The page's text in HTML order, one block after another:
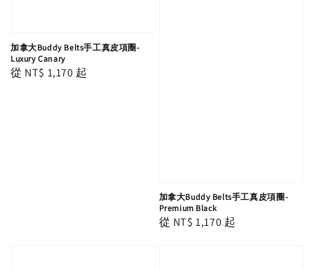
加拿大Buddy Belts手工真皮項圈-
Luxury Canary
Regular
從 NT$ 1,170 起
加拿大Buddy Belts手工真皮項圈-
Premium Black
Regular
從 NT$ 1,170 起